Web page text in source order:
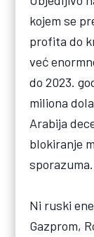
kojem se
profita do
već
do 2023.
miliona
Arabija
blokiranje
sporazuma.
Ni ruski
Gazprom,